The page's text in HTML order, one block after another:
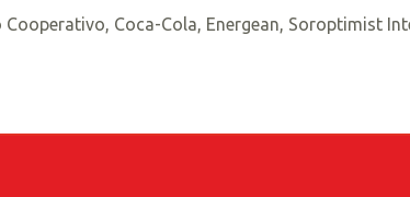
Cooperativo, Coca-Cola, Energean, Soroptimist